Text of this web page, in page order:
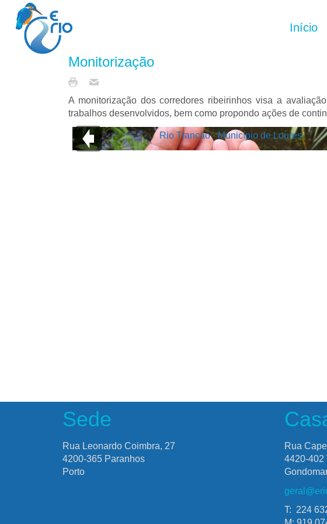
Início
Monitorização
A monitorização dos corredores ribeirinhos visa a
trabalhos desenvolvidos, bem como propondo ações de
Rio Trancão - Município de Loures
Sede
Rua Leonardo Coimbra, 27
4200-365 Paranhos
Porto
Rua
4420-402
T: 224